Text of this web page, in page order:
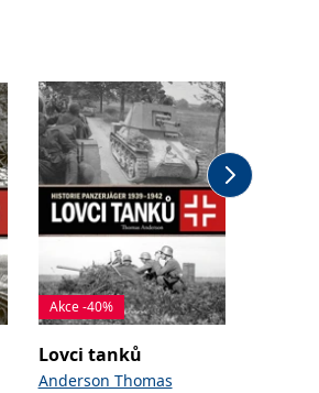
Akce -40%
Lovci tanků
Anderson Thomas